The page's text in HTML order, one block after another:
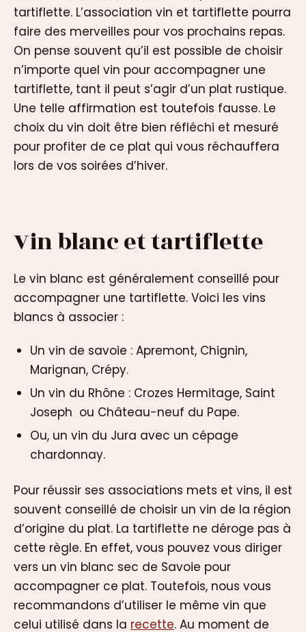
tartiflette. L’association vin et tartiflette pourra
faire des merveilles pour vos prochains repas.
On pense souvent qu’il est possible de choisir
n’importe quel vin pour accompagner une
tartiflette, tant il peut s’agir d’un plat rustique.
Une telle affirmation est toutefois fausse. Le
choix du vin doit être bien réfléchi et mesuré
pour profiter de ce plat qui vous réchauffera
lors de vos soirées d’hiver.
Vin blanc et tartiflette
Le vin blanc est généralement conseillé pour
accompagner une tartiflette. Voici les vins
blancs à associer :
Un vin de savoie : Apremont, Chignin,
Marignan, Crépy.
Un vin du Rhône : Crozes Hermitage, Saint
Joseph ou Château-neuf du Pape.
Ou, un vin du Jura avec un cépage
chardonnay.
Pour réussir ses associations mets et vins, il est
souvent conseillé de choisir un vin de la région
d’origine du plat. La tartiflette ne déroge pas à
cette règle. En effet, vous pouvez vous diriger
vers un vin blanc sec de Savoie pour
accompagner ce plat. Toutefois, nous vous
recommandons d’utiliser le même vin que
celui utilisé dans la recette. Au moment de